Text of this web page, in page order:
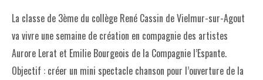
La classe de 3ème du collège René Cassin de Vielmur-sur-Agout
va vivre une semaine de création en compagnie des artistes
Aurore Lerat et Emilie Bourgeois de la Compagnie l’Espante.
Objectif : créer un mini spectacle chanson pour l’ouverture de la